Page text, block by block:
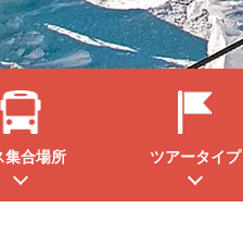
集合場所 ツアータイプ